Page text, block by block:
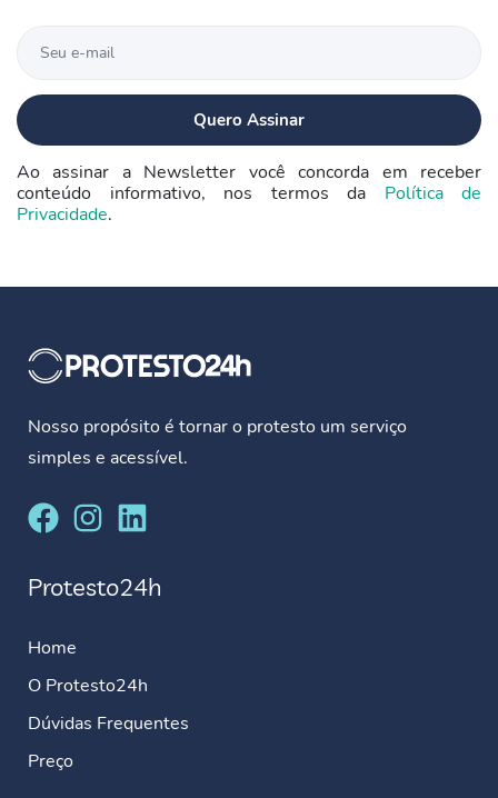
Ao assinar a Newsletter você concorda em receber
conteúdo informativo, nos termos da Política de
Privacidade.
Nosso propósito é tornar o protesto um serviço
simples e acessível.
Protesto24h
Home
O Protesto24h
Dúvidas Frequentes
Preço